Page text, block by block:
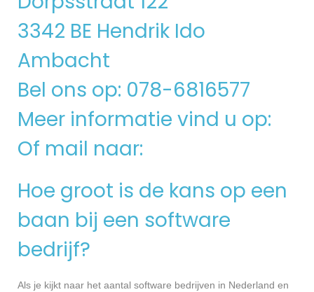
3342 BE Hendrik Ido
Ambacht
Bel ons op: 078-6816577
Meer informatie vind u op:
Of mail naar:
Hoe groot is de kans op een
baan bij een software
bedrijf?
Als je kijkt naar het aantal software bedrijven in Nederland en